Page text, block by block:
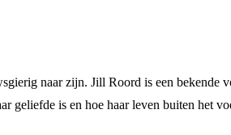
naar zijn. Jill Roord is een
geliefde is en hoe haar leven buiten